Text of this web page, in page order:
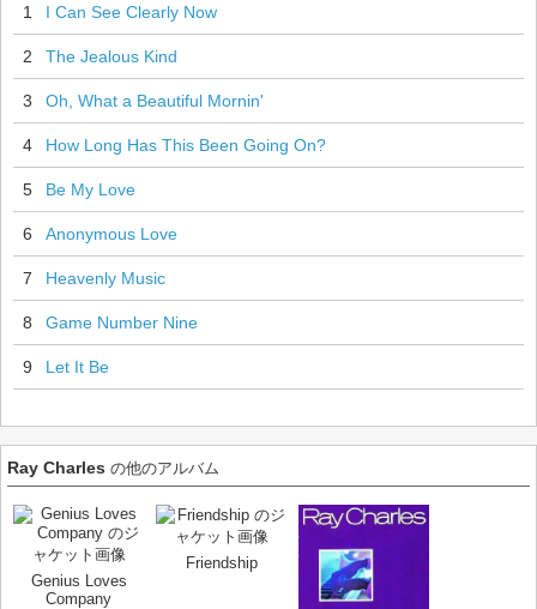
1 I Can See Clearly Now
2 The Jealous Kind
3 Oh, What a Beautiful Mornin'
4 How Long Has This Been Going On?
5 Be My Love
6 Anonymous Love
7 Heavenly Music
8 Game Number Nine
9 Let It Be
Ray Charles の他のアルバム
Genius Loves
Company
Friendship